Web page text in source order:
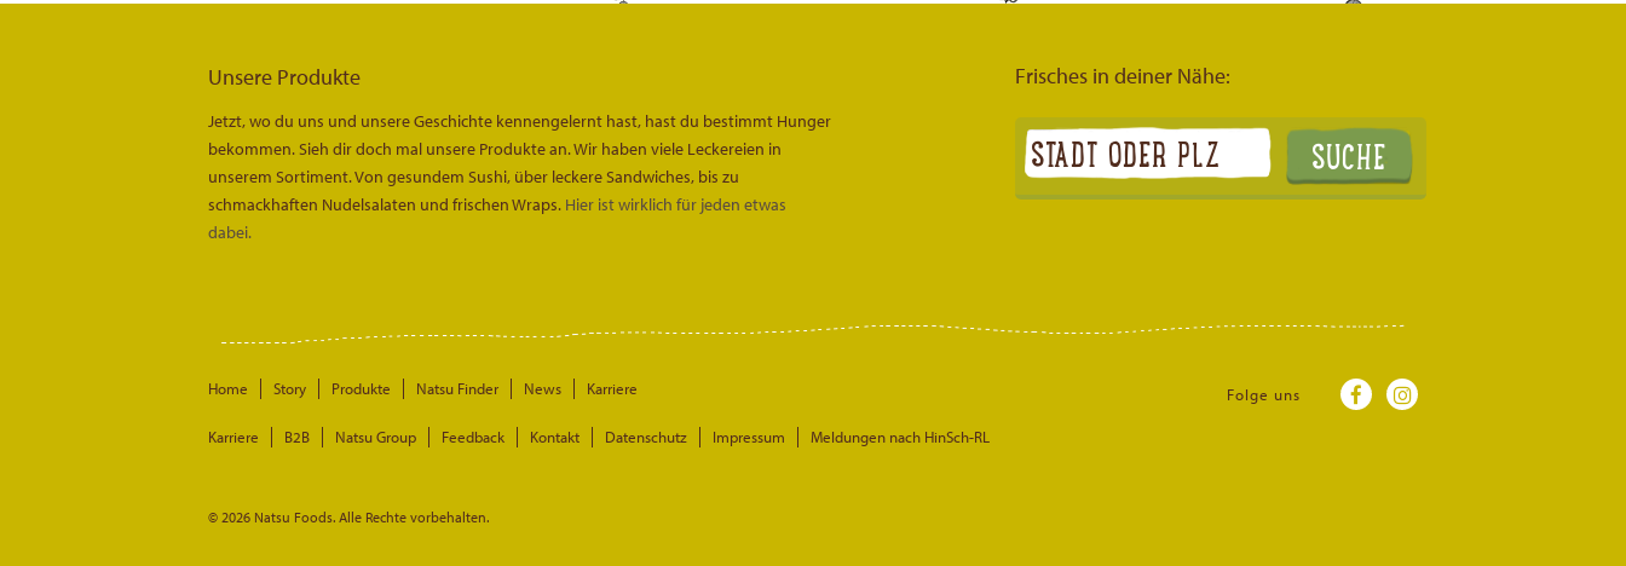
Frisches in deiner Nähe:
Unsere Produkte
Jetzt, wo du uns und unsere Geschichte kennengelernt hast, hast du bestimmt Hunger
bekommen. Sieh dir doch mal unsere Produkte an. Wir haben viele Leckereien in
unserem Sortiment. Von gesundem Sushi, über leckere Sandwiches, bis zu
schmackhaften Nudelsalaten und frischen Wraps. Hier ist wirklich für jeden etwas
dabei.
Folge uns
Home Story Produkte Natsu Finder News Karriere
Karriere B2B Natsu Group Feedback Kontakt Datenschutz Impressum Meldungen nach HinSch-RL
© 2026 Natsu Foods. Alle Rechte vorbehalten.